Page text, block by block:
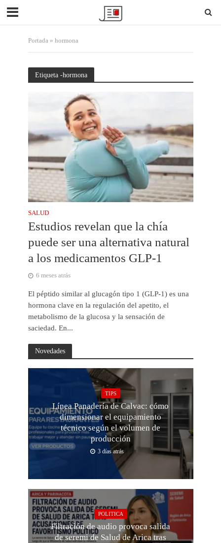
Portada» hormona
Etiqueta -hormona
SALUD
Estudios revelan que la chía
puede ser una alternativa natural
a los medicamentos GLP-1
6 meses atrás
El péptido similar al glucagón tipo 1 (GLP-1) es una
hormona clave en la regulación del apetito, el
metabolismo de la glucosa y la sensación de
saciedad. En...
Novedades
TIPS
Línea Panadería de Calvac: cómo
dimensionar el equipamiento
técnico según el volumen de
producción
3 días atrás
POLITICA
Filtración de audio provoca salida
de seremi de Salud de Arica tras